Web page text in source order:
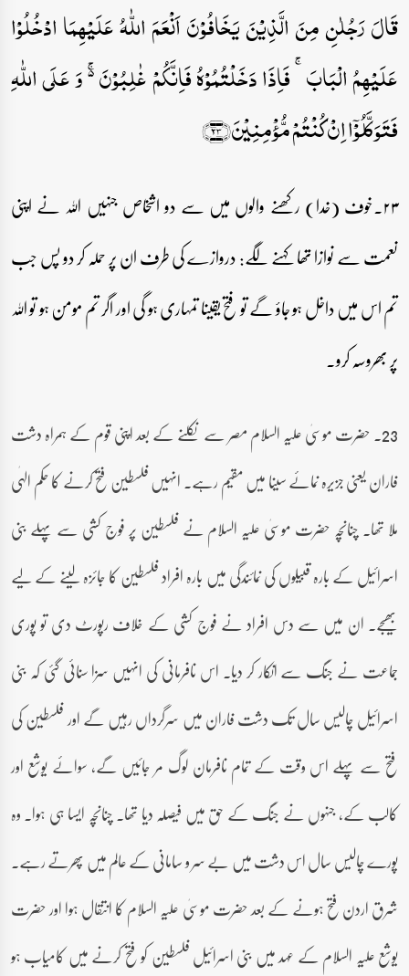
قَالَ رَجُلٰنِ مِنَ الَّذِیۡنَ یَخَافُوۡنَ اَنۡعَمَ اللّٰہُ عَلَیۡہِمَا ادۡخُلُوۡا
عَلَیۡہِمُ الۡبَابَ ۚ فَاِذَا دَخَلۡتُمُوۡہُ فَاِنَّکُمۡ غٰلِبُوۡنَ ۬ۚ وَ عَلَی اللّٰہِ
فَتَوَکَّلُوۡۤا اِنۡ کُنۡتُمۡ مُّؤۡمِنِیۡنَ﴿۲۳﴾
۲۳۔خوف (خدا) رکھنے والوں میں سے دو اشخاص جنہیں اللہ نے اپنی
نعمت سے نوازا تھا کہنے لگے: دروازے کی طرف ان پر حملہ کر دو پس جب
تم اس میں داخل ہو جاؤ گے تو فتح یقینا تمہاری ہو گی اور اگر تم مومن ہو تو اللہ
پر بھروسہ کرو۔
23۔ حضرت موسیٰ علیہ السلام مصر سے نکلنے کے بعد اپنی قوم کے ہمراہ دشت
فاران یعنی جزیرہ نمائے سینا میں مقیم رہے۔ انہیں فلسطین فتح کرنے کا حکم الہٰی
ملا تھا۔ چنانچہ حضرت موسیٰ علیہ السلام نے فلسطین پر فوج کشی سے پہلے بنی
اسرائیل کے بارہ قبیلوں کی نمائندگی میں بارہ افراد فلسطین کا جائزہ لینے کے لیے
بھیجے۔ ان میں سے دس افراد نے فوج کشی کے خلاف رپورٹ دی تو پوری
جماعت نے جنگ سے انکار کر دیا۔ اس نافرمانی کی انہیں سزا سنائی گئی کہ بنی
اسرائیل چالیس سال تک دشت فاران میں سرگرداں رہیں گے اور فلسطین کی
فتح سے پہلے اس وقت کے تمام نافرمان لوگ مر جائیں گے، سوائے یوشع اور
کالب کے، جنہوں نے جنگ کے حق میں فیصلہ دیا تھا۔ چنانچہ ایسا ہی ہوا۔ وہ
پورے چالیس سال اس دشت میں بے سر و سامانی کے عالم میں پھرتے رہے۔
شرق اردن فتح ہونے کے بعد حضرت موسیٰ علیہ السلام کا انتقال ہوا اور حضرت
یوشع علیہ السلام کے عہد میں بنی اسرائیل فلسطین کو فتح کرنے میں کامیاب ہو